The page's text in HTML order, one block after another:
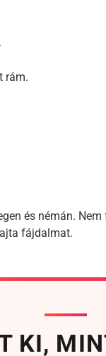
rám.
és némán.
fájdalmat.
KI,